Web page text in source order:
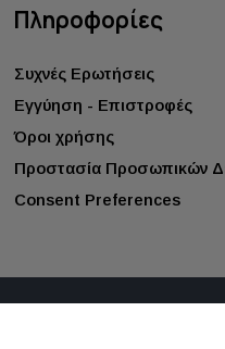
Πληροφορίες
Συχνές Ερωτήσεις
Εγγύηση - Επιστροφές
Όροι χρήσης
Προστασία Προσωπικών
Consent Preferences